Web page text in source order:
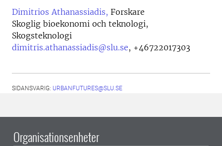
Dimitrios Athanassiadis, Forskare
Skoglig bioekonomi och teknologi,
Skogsteknologi
dimitris.athanassiadis@slu.se, +46722017303
SIDANSVARIG: URBANFUTURES@SLU.SE
Organisationsenheter